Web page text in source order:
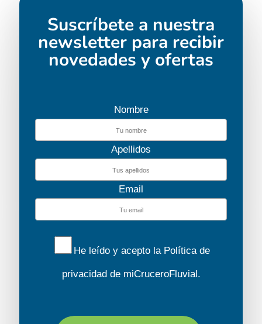
Suscríbete a nuestra
newsletter para recibir
novedades y ofertas
Nombre
Apellidos
Email
He leído y acepto la Política de
privacidad de miCruceroFluvial.